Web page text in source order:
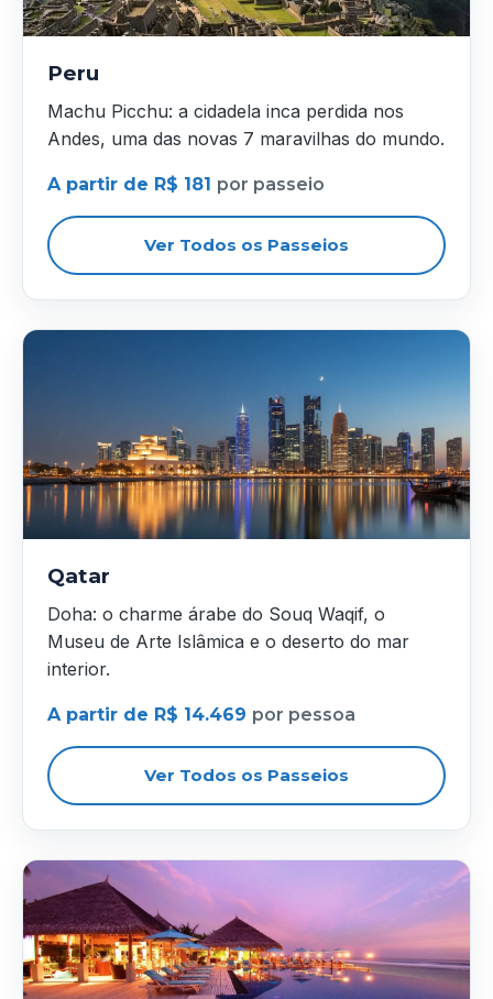
Peru
Machu Picchu: a cidadela inca perdida nos
Andes, uma das novas 7 maravilhas do mundo.
A partir de R$ 181 por passeio
Ver Todos os Passeios
Qatar
Doha: o charme árabe do Souq Waqif, o
Museu de Arte Islâmica e o deserto do mar
interior.
A partir de R$ 14.469 por pessoa
Ver Todos os Passeios